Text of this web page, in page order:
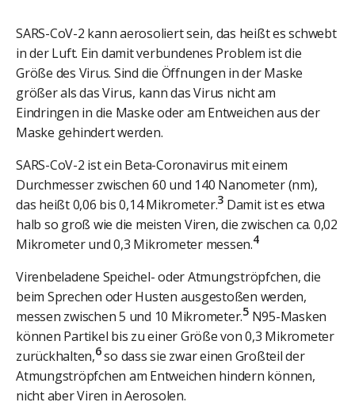
SARS-CoV-2 kann aerosoliert sein, das heißt es schwebt
in der Luft. Ein damit verbundenes Problem ist die
Größe des Virus. Sind die Öffnungen in der Maske
größer als das Virus, kann das Virus nicht am
Eindringen in die Maske oder am Entweichen aus der
Maske gehindert werden.
SARS-CoV-2 ist ein Beta-Coronavirus mit einem
Durchmesser zwischen 60 und 140 Nanometer (nm),
das heißt 0,06 bis 0,14 Mikrometer.3 Damit ist es etwa
halb so groß wie die meisten Viren, die zwischen ca. 0,02
Mikrometer und 0,3 Mikrometer messen.4
Virenbeladene Speichel- oder Atmungströpfchen, die
beim Sprechen oder Husten ausgestoßen werden,
messen zwischen 5 und 10 Mikrometer.5N95-Masken
können Partikel bis zu einer Größe von 0,3 Mikrometer
zurückhalten,6so dass sie zwar einen Großteil der
Atmungströpfchen am Entweichen hindern können,
nicht aber Viren in Aerosolen.